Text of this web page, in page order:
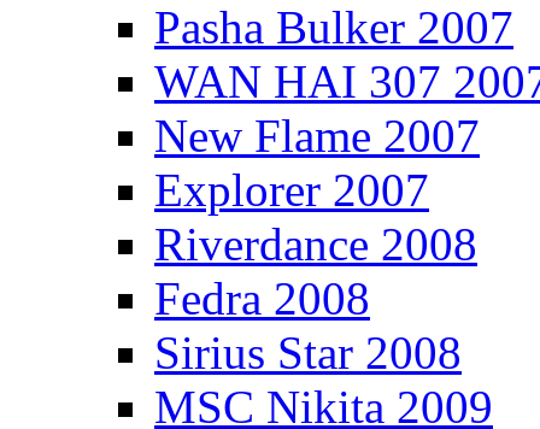
Pasha Bulker 2007
WAN HAI 307
New Flame 2007
Explorer 2007
Riverdance 2008
Fedra 2008
Sirius Star 2008
MSC Nikita 2009